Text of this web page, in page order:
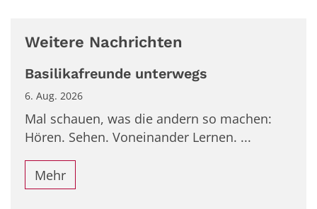
Weitere Nachrichten
Basilikafreunde unterwegs
6. Aug. 2026
Mal schauen, was die andern so machen:
Hören. Sehen. Voneinander Lernen. ...
Mehr